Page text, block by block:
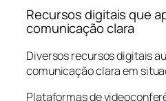
Recursos digitais que
comunicação clara
Diversos recursos digitais
comunicação clara em
Plataformas de